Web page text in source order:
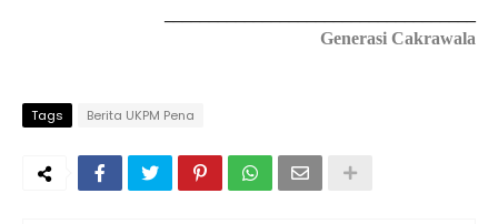
Generasi Cakrawala
Tags Berita UKPM Pena